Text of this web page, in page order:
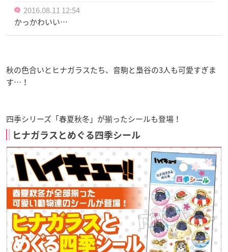
2016.08.11 12:54
かっかわいい…
秋の色合いとヒナガラスたち、音駒と梟谷の3人も可愛すぎま
す…！
四季シリーズ「春夏秋冬」が揃ったシールも登場！
ヒナガラスとめぐる四季シール